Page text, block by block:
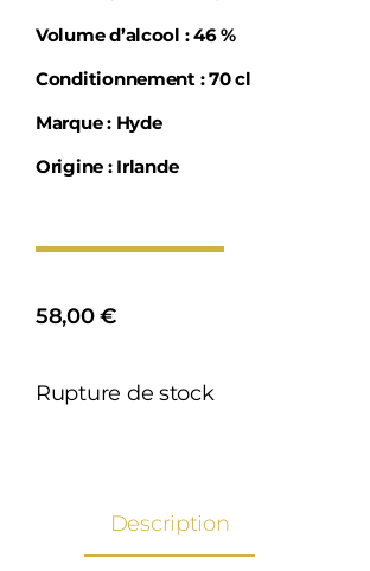
Volume d’alcool : 46 %
Conditionnement : 70 cl
Marque : Hyde
Origine : Irlande
58,00€
Rupture de stock
Description